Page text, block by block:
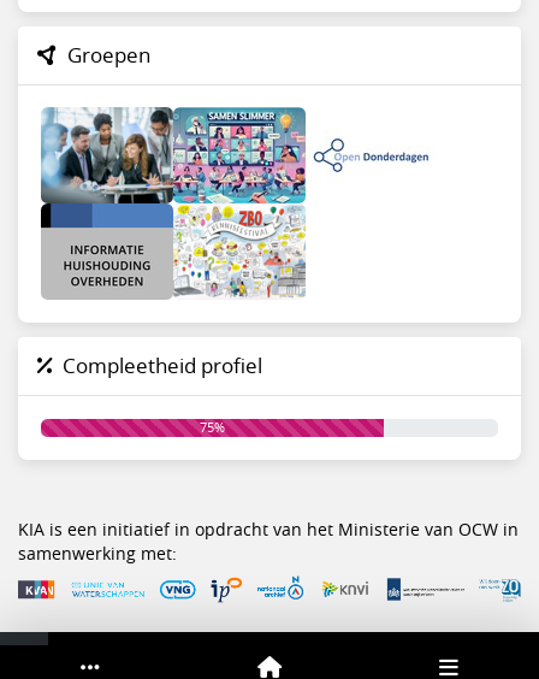
Groepen
Compleetheid profiel
75%
KIA is een initiatief in opdracht van het Ministerie van OCW in
samenwerking met:
Service & help Sneltoetsen